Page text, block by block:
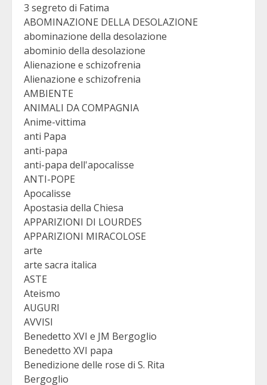
3 segreto di Fatima
ABOMINAZIONE DELLA DESOLAZIONE
abominazione della desolazione
abominio della desolazione
Alienazione e schizofrenia
Alienazione e schizofrenia
AMBIENTE
ANIMALI DA COMPAGNIA
Anime-vittima
anti Papa
anti-papa
anti-papa dell'apocalisse
ANTI-POPE
Apocalisse
Apostasia della Chiesa
APPARIZIONI DI LOURDES
APPARIZIONI MIRACOLOSE
arte
arte sacra italica
ASTE
Ateismo
AUGURI
AVVISI
Benedetto XVI e JM Bergoglio
Benedetto XVI papa
Benedizione delle rose di S. Rita
Bergoglio